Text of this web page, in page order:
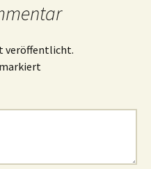
veröffentlicht.
markiert